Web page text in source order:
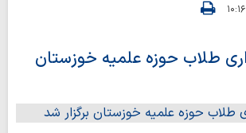
طلاب حوزه علمیه خوزستان